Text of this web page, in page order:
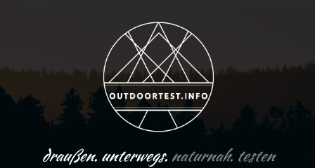
draußen. unterwegs.naturnah. testen